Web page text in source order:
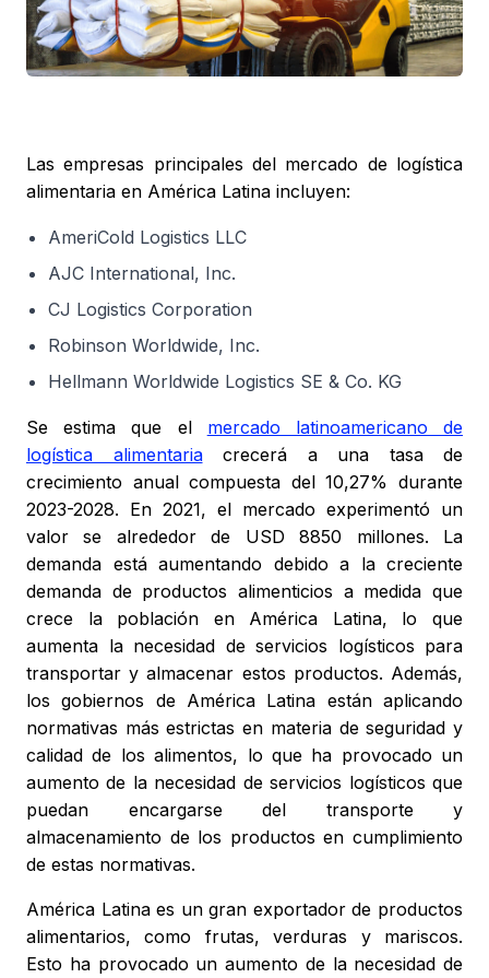
Las empresas principales del mercado de logística
alimentaria en América Latina incluyen:
AmeriCold Logistics LLC
AJC International, Inc.
CJ Logistics Corporation
Robinson Worldwide, Inc.
Hellmann Worldwide Logistics SE & Co. KG
Se estima que el mercado latinoamericano de
logística alimentariacrecerá a una tasa de
crecimiento anual compuesta del 10,27% durante
2023-2028. En 2021, el mercado experimentó un
valor se alrededor de USD 8850 millones. La
demanda está aumentando debido a la creciente
demanda de productos alimenticios a medida que
crece la población en América Latina, lo que
aumenta la necesidad de servicios logísticos para
transportar y almacenar estos productos. Además,
los gobiernos de América Latina están aplicando
normativas más estrictas en materia de seguridad y
calidad de los alimentos, lo que ha provocado un
aumento de la necesidad de servicios logísticos que
puedan encargarse del transporte y
almacenamiento de los productos en cumplimiento
de estas normativas.
América Latina es un gran exportador de productos
alimentarios, como frutas, verduras y mariscos.
Esto ha provocado un aumento de la necesidad de